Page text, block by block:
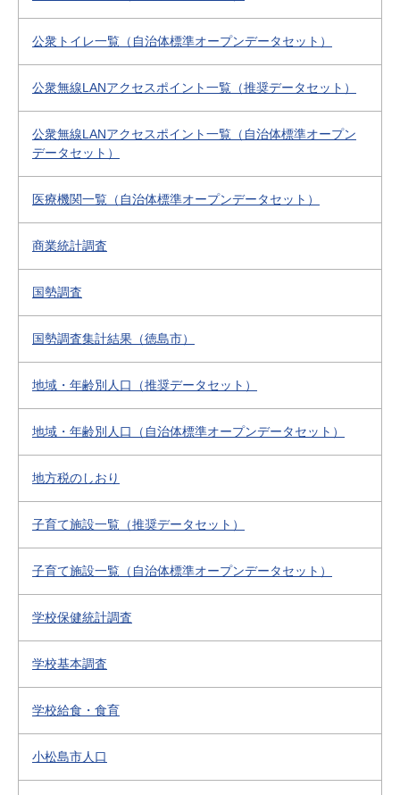
公衆トイレ一覧（自治体標準オープンデータセット）
公衆無線LANアクセスポイント一覧（推奨データセット）
公衆無線LANアクセスポイント一覧（自治体標準オープン
データセット）
医療機関一覧（自治体標準オープンデータセット）
商業統計調査
国勢調査
国勢調査集計結果（徳島市）
地域・年齢別人口（推奨データセット）
地域・年齢別人口（自治体標準オープンデータセット）
地方税のしおり
子育て施設一覧（推奨データセット）
子育て施設一覧（自治体標準オープンデータセット）
学校保健統計調査
学校基本調査
学校給食・食育
小松島市人口